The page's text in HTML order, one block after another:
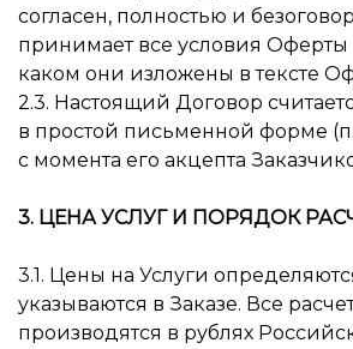
согласен, полностью и
принимает все условия Оферты
каком они изложены в тексте
2.3. Настоящий Договор
в простой письменной форме
с момента его акцепта
3. ЦЕНА УСЛУГ И ПОРЯДОК
3.1. Цены на Услуги
указываются в Заказе. Все
производятся в рублях